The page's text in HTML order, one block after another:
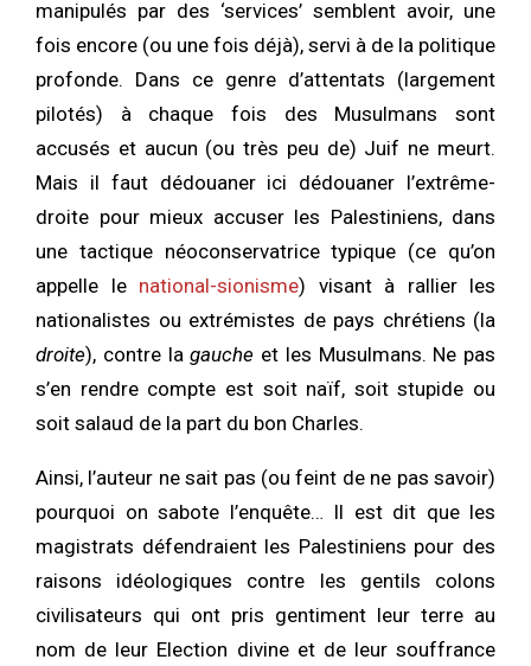
manipulés par des ‘services’ semblent avoir, une
fois encore (ou une fois déjà), servi à de la politique
profonde. Dans ce genre d’attentats (largement
pilotés) à chaque fois des Musulmans sont
accusés et aucun (ou très peu de) Juif ne meurt.
Mais il faut dédouaner ici dédouaner l’extrême-
droite pour mieux accuser les Palestiniens, dans
une tactique néoconservatrice typique (ce qu’on
appelle le national-sionisme) visant à rallier les
nationalistes ou extrémistes de pays chrétiens (la
droite), contre lagauche et les Musulmans. Ne pas
s’en rendre compte est soit naïf, soit stupide ou
soit salaud de la part du bon Charles.
Ainsi, l’auteur ne sait pas (ou feint de ne pas savoir)
pourquoi on sabote l’enquête… Il est dit que les
magistrats défendraient les Palestiniens pour des
raisons idéologiques contre les gentils colons
civilisateurs qui ont pris gentiment leur terre au
nom de leur Election divine et de leur souffrance